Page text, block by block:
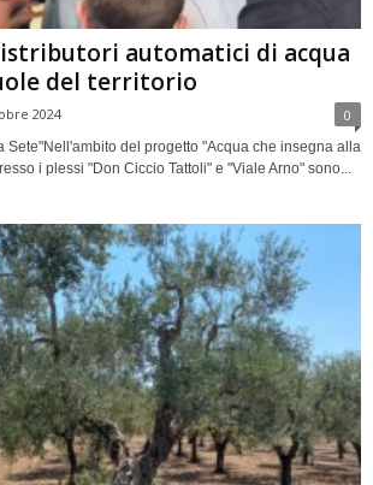
automatici di acqua
del territorio
2024 0
Sete"Nell'ambito del progetto "Acqua che insegna alla
i plessi "Don Ciccio Tattoli" e "Viale Arno" sono...